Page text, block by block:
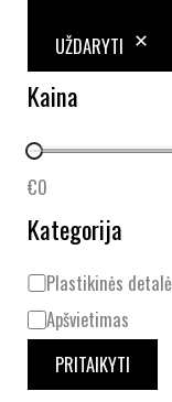
UŽDARYTI
Kaina
€0
Kategorija
Plastikinės
Apšvietimas
PRITAIKYTI